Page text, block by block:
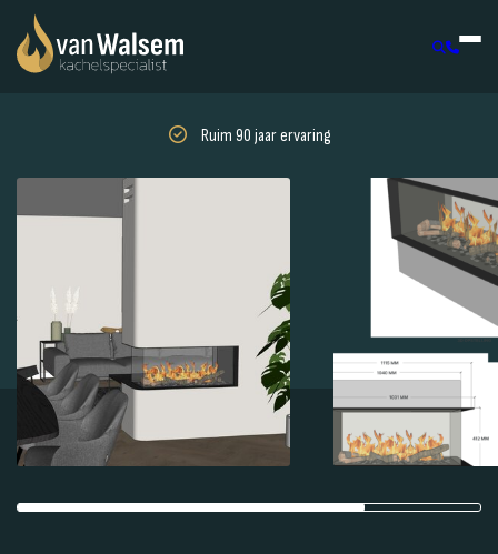
Ruim 90 jaar ervaring